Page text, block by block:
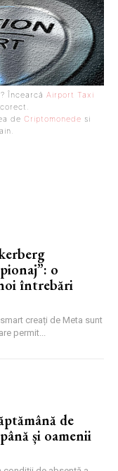
Încearcă Airport Taxi
de Criptomonede si
o
întrebări
creați de Meta sunt
permit...
de
și oamenii